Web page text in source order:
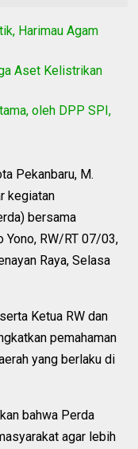
Harimau Agam
Aset Kelistrikan
oleh DPP SPI,
Pekanbaru, M.
kegiatan
bersama
Yono, RW/RT 07/03,
Raya, Selasa
Ketua RW dan
pemahaman
yang berlaku di
bahwa Perda
agar lebih